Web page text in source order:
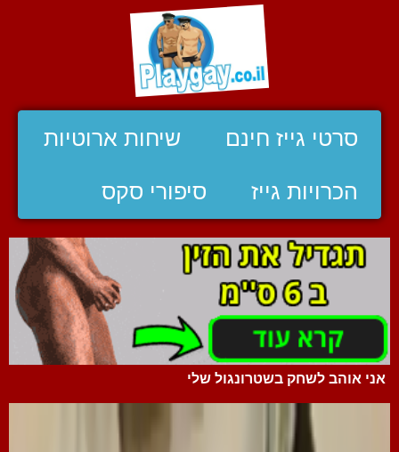
סרטי גייז חינם שיחות ארוטיות
הכרויות גייז סיפורי סקס
אני אוהב לשחק בשטרונגול שלי